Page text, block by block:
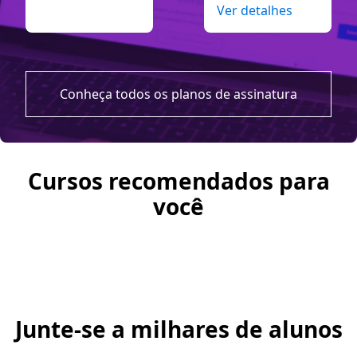
Ver detalhes
Conheça todos os planos de assinatura
Cursos recomendados para
você
Junte-se a milhares de alunos